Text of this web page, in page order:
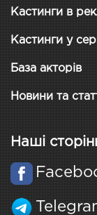
Кастинги в
Кастинги у
База акторів
Новини та
Наші